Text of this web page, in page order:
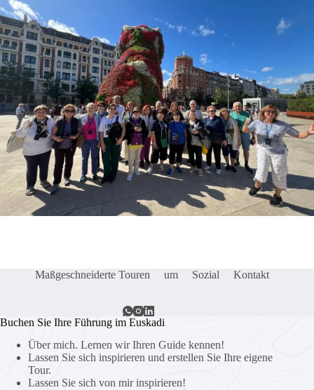
Maßgeschneiderte Touren um Sozial Kontakt
Buchen Sie Ihre Führung im Euskadi
Über mich. Lernen wir Ihren Guide kennen!
Lassen Sie sich inspirieren und erstellen Sie Ihre eigene
Tour.
Lassen Sie sich von mir inspirieren!